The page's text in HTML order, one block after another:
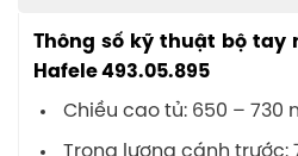
Thông số kỹ thuật bộ tay
Hafele 493.05.895
Chiều cao tủ: 650 – 730